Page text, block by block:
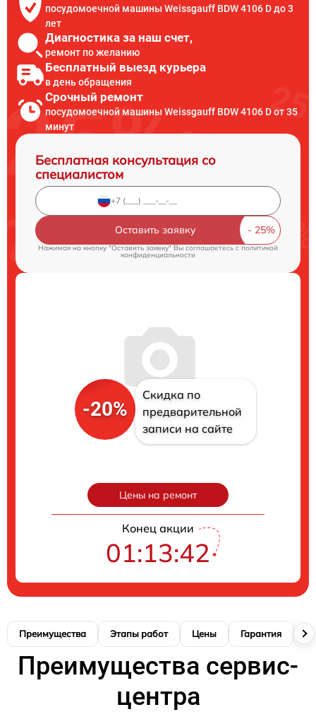
посудомоечной машины Weissgauff BDW 4106 D до 3
лет
Диагностика за наш счет,
ремонт по желанию
Бесплатный выезд курьера
в день обращения
Срочный ремонт
посудомоечной машины Weissgauff BDW 4106 D от 35
минут
Бесплатная консультация со
специалистом
Оставить заявку
Нажимая на кнопку "Оставить заявку" Вы соглашаетесь cполитикой
конфиденциальности
-20%
Скидка по
предварительной
записи на сайте
Цены на ремонт
Конец акции
01:13:41
Преимущества Этапы работ Цены Гарантия
Преимущества сервис-
центра